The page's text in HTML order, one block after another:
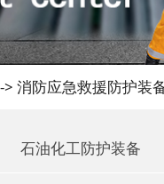
消防应急救援防护装
石油化工防护装备